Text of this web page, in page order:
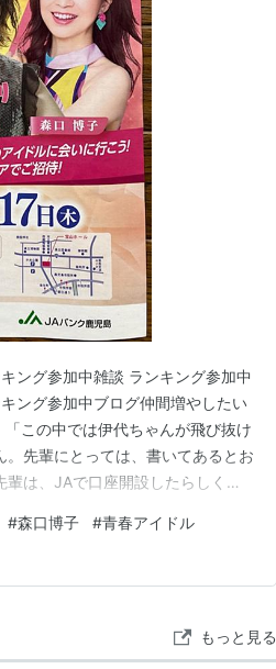
ング参加中雑談 ランキング参加中
ング参加中ブログ仲間増やしたい
この中では伊代ちゃんが飛び抜け
先輩にとっては、書いてあるとお
は、JAで口座開設したらしく、
、往年の青春アイドルがトリオで
#森口博子 #青春アイドル
もっと見る